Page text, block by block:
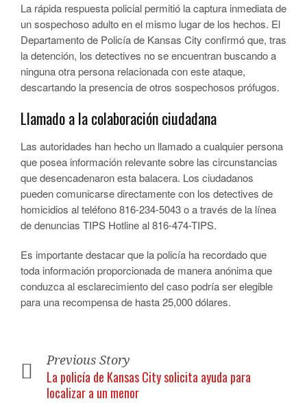
La rápida respuesta policial permitió la captura inmediata de
un sospechoso adulto en el mismo lugar de los hechos. El
Departamento de Policía de Kansas City confirmó que, tras
la detención, los detectives no se encuentran buscando a
ninguna otra persona relacionada con este ataque,
descartando la presencia de otros sospechosos prófugos.
Llamado a la colaboración ciudadana
Las autoridades han hecho un llamado a cualquier persona
que posea información relevante sobre las circunstancias
que desencadenaron esta balacera. Los ciudadanos
pueden comunicarse directamente con los detectives de
homicidios al teléfono 816-234-5043 o a través de la línea
de denuncias TIPS Hotline al 816-474-TIPS.
Es importante destacar que la policía ha recordado que
toda información proporcionada de manera anónima que
conduzca al esclarecimiento del caso podría ser elegible
para una recompensa de hasta 25,000 dólares.
Previous Story
La policía de Kansas City solicita ayuda para
localizar a un menor